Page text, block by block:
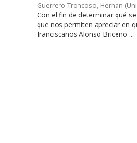
Guerrero Troncoso, Hernán (
Con el fin de determinar qué
que nos permiten apreciar en
franciscanos Alonso Briceño ...